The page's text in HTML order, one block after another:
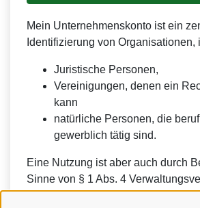
Mein Unternehmenskonto ist ein
Identifizierung von Organisationen,
Juristische Personen,
Vereinigungen, denen ein
kann
natürliche Personen, die
gewerblich tätig sind.
Eine Nutzung ist aber auch durch
Sinne von § 1 Abs. 4
(VwVfG) möglich.